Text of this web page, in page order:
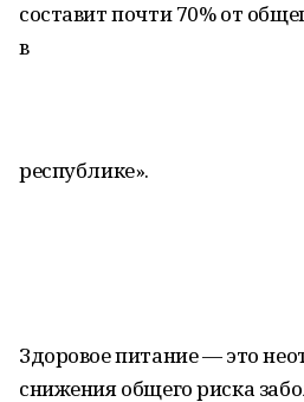
составит почти 70% от
в
республике».
Здоровое питание — это
снижения общего риска